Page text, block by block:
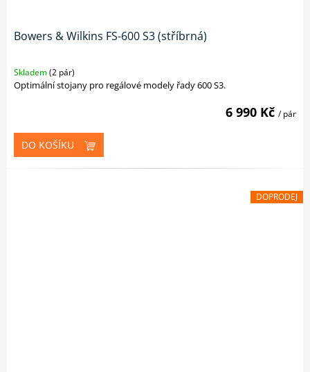
Bowers & Wilkins FS-600 S3 (stříbrná)
Skladem(2 pár)
6 990 Kč / pár
DO KOŠÍKU
Optimální stojany pro regálové modely řady 600 S3.
DOPRODEJ